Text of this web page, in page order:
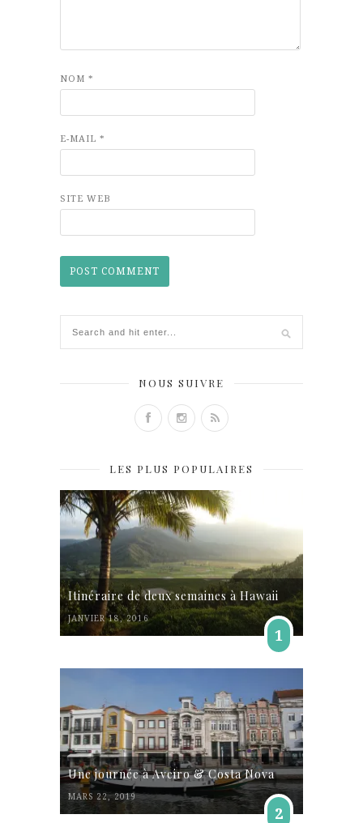
NOM *
E-MAIL *
SITE WEB
NOUS SUIVRE
LES PLUS POPULAIRES
Itinéraire de deux semaines à Hawaii
JANVIER 18, 2016
1
Une journée à Aveiro & Costa Nova
MARS 22, 2019
2